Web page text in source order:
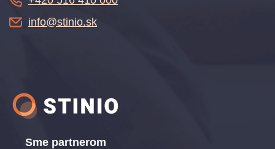
Sme partnerom
info@stinio.sk